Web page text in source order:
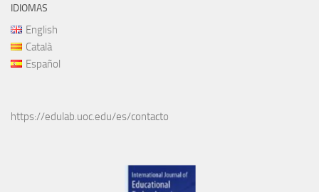
IDIOMAS
English
Català
Español
https://edulab.uoc.edu/es/contacto